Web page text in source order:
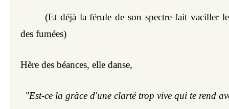
(Et déjà la férule de son spectre fait vaciller
des fumées)
Hère des béances, elle danse,
"Est-ce la grâce d'une clarté trop vive qui te rend